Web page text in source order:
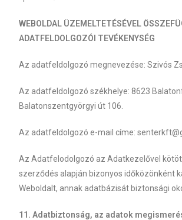
WEBOLDAL ÜZEMELTETÉSÉVEL
ADATFELDOLGOZÓI TEVÉKENYSÉG
Az adatfeldolgozó megnevezése: Szivós
Az adatfeldolgozó székhelye: 8623
Balatonszentgyörgyi út 106.
Az adatfeldolgozó e-mail címe:
Az Adatfelodolgozó az Adatkezelővel
szerződés alapján bizonyos időközönként
Weboldalt, annak adatbázisát biztonsági
11. Adatbiztonság, az adatok